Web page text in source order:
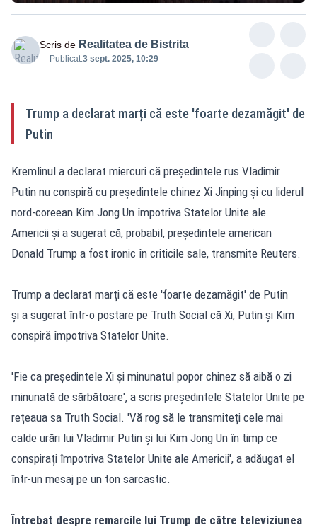
Scris de Realitatea de Bistrita
Publicat:3 sept. 2025, 10:29
Trump a declarat marți că este 'foarte dezamăgit' de
Putin
Kremlinul a declarat miercuri că președintele rus Vladimir
Putin nu conspiră cu președintele chinez Xi Jinping și cu liderul
nord-coreean Kim Jong Un împotriva Statelor Unite ale
Americii și a sugerat că, probabil, președintele american
Donald Trump a fost ironic în criticile sale, transmite Reuters.
Trump a declarat marți că este 'foarte dezamăgit' de Putin
și a sugerat într-o postare pe Truth Social că Xi, Putin și Kim
conspiră împotriva Statelor Unite.
'Fie ca președintele Xi și minunatul popor chinez să aibă o zi
minunată de sărbătoare', a scris președintele Statelor Unite pe
rețeaua sa Truth Social. 'Vă rog să le transmiteți cele mai
calde urări lui Vladimir Putin și lui Kim Jong Un în timp ce
conspirați împotriva Statelor Unite ale Americii', a adăugat el
într-un mesaj pe un ton sarcastic.
Întrebat despre remarcile lui Trump de către televiziunea